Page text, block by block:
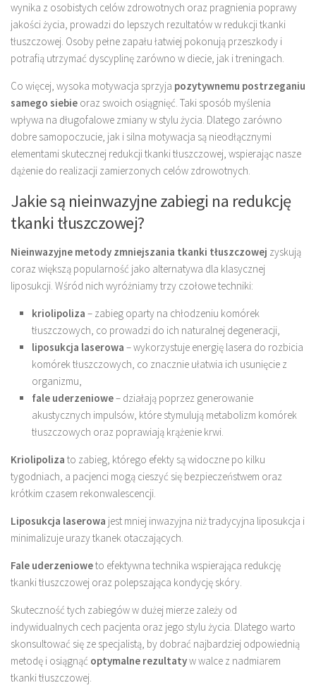
wynika z osobistych celów zdrowotnych oraz pragnienia poprawy
jakości życia, prowadzi do lepszych rezultatów w redukcji tkanki
tłuszczowej. Osoby pełne zapału łatwiej pokonują przeszkody i
potrafią utrzymać dyscyplinę zarówno w diecie, jak i treningach.
Co więcej, wysoka motywacja sprzyja pozytywnemu postrzeganiu
samego siebie oraz swoich osiągnięć. Taki sposób myślenia
wpływa na długofalowe zmiany w stylu życia. Dlatego zarówno
dobre samopoczucie, jak i silna motywacja są nieodłącznymi
elementami skutecznej redukcji tkanki tłuszczowej, wspierając nasze
dążenie do realizacji zamierzonych celów zdrowotnych.
Jakie są nieinwazyjne zabiegi na redukcję
tkanki tłuszczowej?
Nieinwazyjne metody zmniejszania tkanki tłuszczowej zyskują
coraz większą popularność jako alternatywa dla klasycznej
liposukcji. Wśród nich wyróżniamy trzy czołowe techniki:
kriolipoliza – zabieg oparty na chłodzeniu komórek
tłuszczowych, co prowadzi do ich naturalnej degeneracji,
liposukcja laserowa – wykorzystuje energię lasera do rozbicia
komórek tłuszczowych, co znacznie ułatwia ich usunięcie z
organizmu,
fale uderzeniowe– działają poprzez generowanie
akustycznych impulsów, które stymulują metabolizm komórek
tłuszczowych oraz poprawiają krążenie krwi.
Kriolipoliza to zabieg, którego efekty są widoczne po kilku
tygodniach, a pacjenci mogą cieszyć się bezpieczeństwem oraz
krótkim czasem rekonwalescencji.
Liposukcja laserowa jest mniej inwazyjna niż tradycyjna liposukcja i
minimalizuje urazy tkanek otaczających.
Fale uderzenioweto efektywna technika wspierająca redukcję
tkanki tłuszczowej oraz polepszająca kondycję skóry.
Skuteczność tych zabiegów w dużej mierze zależy od
indywidualnych cech pacjenta oraz jego stylu życia. Dlatego warto
skonsultować się ze specjalistą, by dobrać najbardziej odpowiednią
metodę i osiągnąć optymalne rezultatyw walce z nadmiarem
tkanki tłuszczowej.